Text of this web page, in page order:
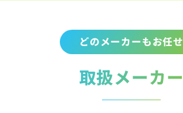
どのメーカーもお任せ
取扱メーカー